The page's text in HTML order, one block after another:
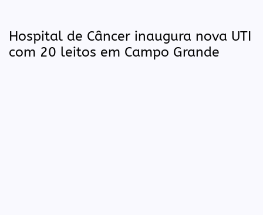
Hospital de Câncer inaugura nova UTI
com 20 leitos em Campo Grande